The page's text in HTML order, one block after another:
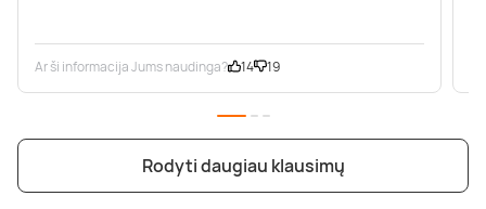
Ar ši informacija Jums naudinga? 14 19
Rodyti daugiau klausimų